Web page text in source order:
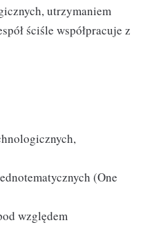
utrzymaniem
ściśle współpracuje z
(One
względem